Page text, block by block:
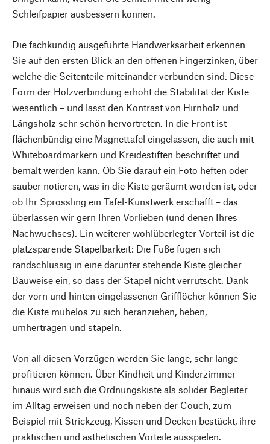
Schleifpapier ausbessern können.
Die fachkundig ausgeführte Handwerksarbeit erkennen
Sie auf den ersten Blick an den offenen Fingerzinken, über
welche die Seitenteile miteinander verbunden sind. Diese
Form der Holzverbindung erhöht die Stabilität der Kiste
wesentlich – und lässt den Kontrast von Hirnholz und
Längsholz sehr schön hervortreten. In die Front ist
flächenbündig eine Magnettafel eingelassen, die auch mit
Whiteboardmarkern und Kreidestiften beschriftet und
bemalt werden kann. Ob Sie darauf ein Foto heften oder
sauber notieren, was in die Kiste geräumt worden ist, oder
ob Ihr Sprössling ein Tafel-Kunstwerk erschafft – das
überlassen wir gern Ihren Vorlieben (und denen Ihres
Nachwuchses). Ein weiterer wohlüberlegter Vorteil ist die
platzsparende Stapelbarkeit: Die Füße fügen sich
randschlüssig in eine darunter stehende Kiste gleicher
Bauweise ein, so dass der Stapel nicht verrutscht. Dank
der vorn und hinten eingelassenen Grifflöcher können Sie
die Kiste mühelos zu sich heranziehen, heben,
umhertragen und stapeln.
Von all diesen Vorzügen werden Sie lange, sehr lange
profitieren können. Über Kindheit und Kinderzimmer
hinaus wird sich die Ordnungskiste als solider Begleiter
im Alltag erweisen und noch neben der Couch, zum
Beispiel mit Strickzeug, Kissen und Decken bestückt, ihre
praktischen und ästhetischen Vorteile ausspielen.